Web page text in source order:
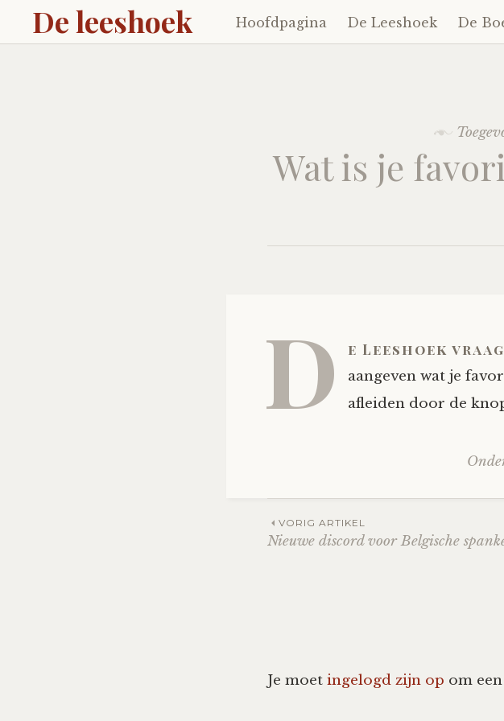
De leeshoek
Skip
to
Hoofdpagina De Leeshoek De
Wat is je
D e Leeshoek
aangeven wat je
afleiden door de
Post
VORIG ARTIKEL
Nieuwe discord voor Belgische
Je moet ingelogd zijn op om